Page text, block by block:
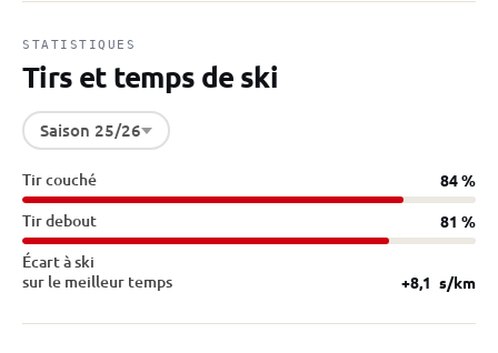
STATISTIQUES
Tirs et temps de ski
Saison 25/26
Tir couché 84 %
Tir debout 81 %
Écart à ski
sur le meilleur temps
+8,1 s/km